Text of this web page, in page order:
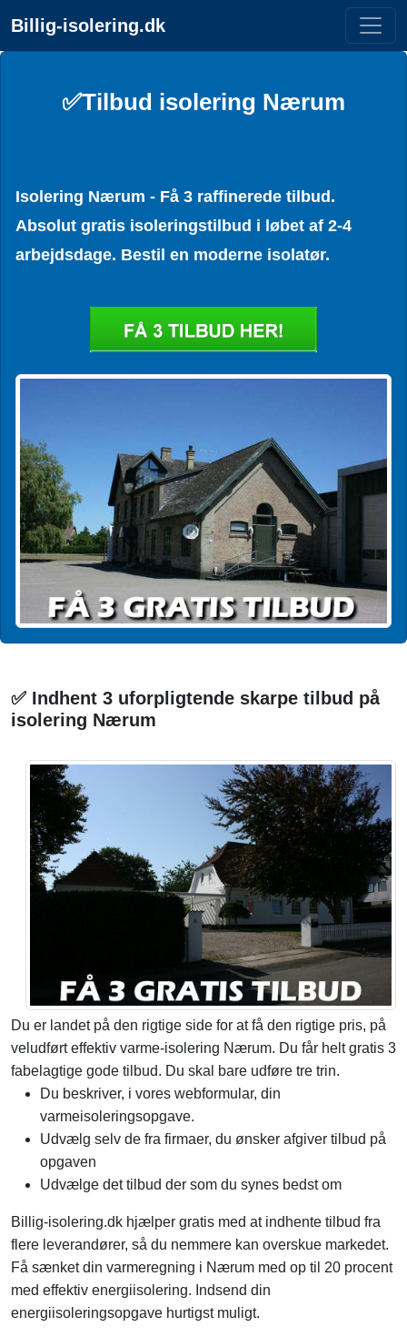
Billig-isolering.dk
✅Tilbud isolering Nærum
Isolering Nærum - Få 3 raffinerede tilbud.
Absolut gratis isoleringstilbud i løbet af 2-4
arbejdsdage. Bestil en moderne isolatør.
✅ Indhent 3 uforpligtende skarpe tilbud på
isolering Nærum
Du er landet på den rigtige side for at få den rigtige pris, på
veludført effektiv varme-isolering Nærum. Du får helt gratis 3
fabelagtige gode tilbud. Du skal bare udføre tre trin.
Du beskriver, i vores webformular, din
varmeisoleringsopgave.
Udvælg selv de fra firmaer, du ønsker afgiver tilbud på
opgaven
Udvælge det tilbud der som du synes bedst om
Billig-isolering.dk hjælper gratis med at indhente tilbud fra
flere leverandører, så du nemmere kan overskue markedet.
Få sænket din varmeregning i Nærum med op til 20 procent
med effektiv energiisolering. Indsend din
energiisoleringsopgave hurtigst muligt.